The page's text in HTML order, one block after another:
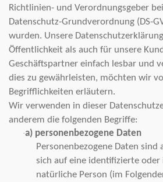
Richtlinien- und Verordnungsgeber
Datenschutz-Grundverordnung (DS-
wurden. Unsere
Öffentlichkeit als auch für unsere
Geschäftspartner einfach lesbar und
dies zu gewährleisten, möchten wir
Begrifflichkeiten erläutern.
Wir verwenden in dieser
anderem die folgenden Begriffe:
·a) personenbezogene Daten
Personenbezogene Daten
sich auf eine identifizierte
natürliche Person (im